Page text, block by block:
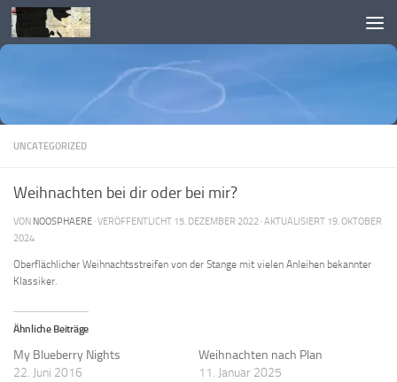
Skip to content
UNCATEGORIZED
Weihnachten bei dir oder bei mir?
VON NOOSPHAERE · VERÖFFENTLICHT 15. DEZEMBER 2022 · AKTUALISIERT 19. OKTOBER
2024
Oberflächlicher Weihnachtsstreifen von der Stange mit vielen Anleihen bekannter
Klassiker.
Ähnliche Beiträge
My Blueberry Nights
22. Juni 2016
Weihnachten nach Plan
11. Januar 2025